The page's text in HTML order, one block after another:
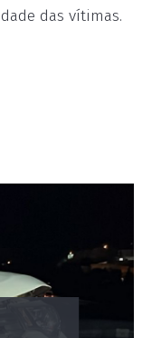
das vítimas.